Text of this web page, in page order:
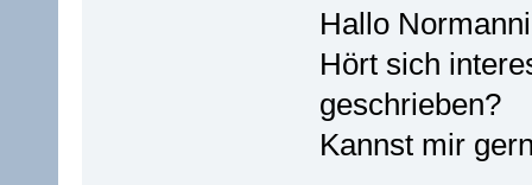
Hallo
Hört sich
geschrieben?
Kannst mir